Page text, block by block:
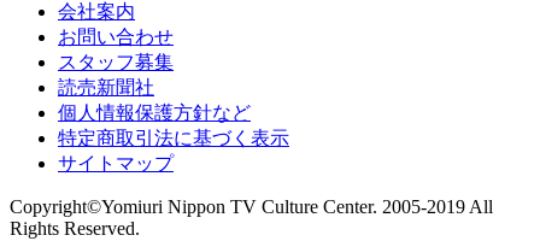
会社案内
お問い合わせ
スタッフ募集
読売新聞社
個人情報保護方針など
特定商取引法に基づく表示
サイトマップ
Copyright©Yomiuri Nippon TV Culture Center. 2005-2019 All
Rights Reserved.